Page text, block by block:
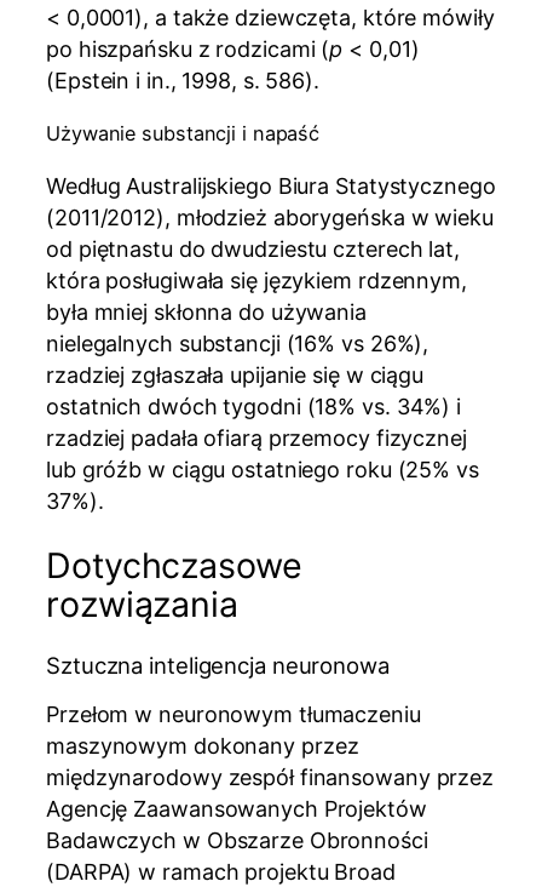
< 0,0001), a także dziewczęta, które mówiły
po hiszpańsku z rodzicami (p < 0,01)
(Epstein i in., 1998, s. 586).
Używanie substancji i napaść
Według Australijskiego Biura Statystycznego
(2011/2012), młodzież aborygeńska w wieku
od piętnastu do dwudziestu czterech lat,
która posługiwała się językiem rdzennym,
była mniej skłonna do używania
nielegalnych substancji (16% vs 26%),
rzadziej zgłaszała upijanie się w ciągu
ostatnich dwóch tygodni (18% vs. 34%) i
rzadziej padała ofiarą przemocy fizycznej
lub gróźb w ciągu ostatniego roku (25% vs
37%).
Dotychczasowe
rozwiązania
Sztuczna inteligencja neuronowa
Przełom w neuronowym tłumaczeniu
maszynowym dokonany przez
międzynarodowy zespół finansowany przez
Agencję Zaawansowanych Projektów
Badawczych w Obszarze Obronności
(DARPA) w ramach projektu Broad